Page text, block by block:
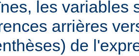
les variables
arrières
de